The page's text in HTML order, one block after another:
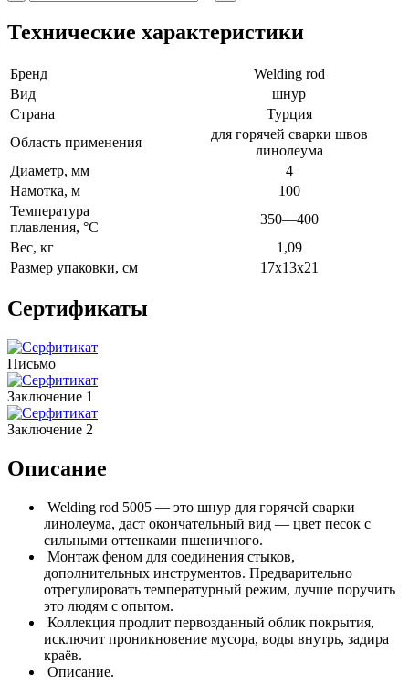
Технические характеристики
Бренд
Welding rod
Вид
шнур
Страна
Турция
Область применения
для горячей сварки швов
линолеума
Диаметр, мм
4
Намотка, м
100
Температура
плавления, °C
350—400
Вес, кг
1,09
Размер упаковки, см
17х13х21
Сертификаты
Письмо
Заключение 1
Заключение 2
Описание
Welding rod 5005 — это шнур для горячей сварки
линолеума, даст окончательный вид — цвет песок с
сильными оттенками пшеничного.
Монтаж феном для соединения стыков,
дополнительных инструментов. Предварительно
отрегулировать температурный режим, лучше поручить
это людям с опытом.
Коллекция продлит первозданный облик покрытия,
исключит проникновение мусора, воды внутрь, задира
краёв.
Описание.